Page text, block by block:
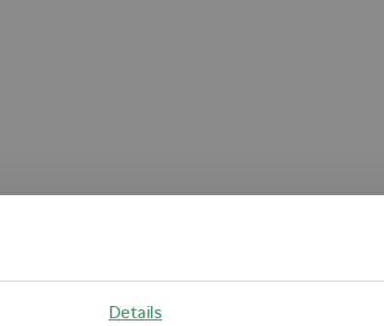
Details
Oops!